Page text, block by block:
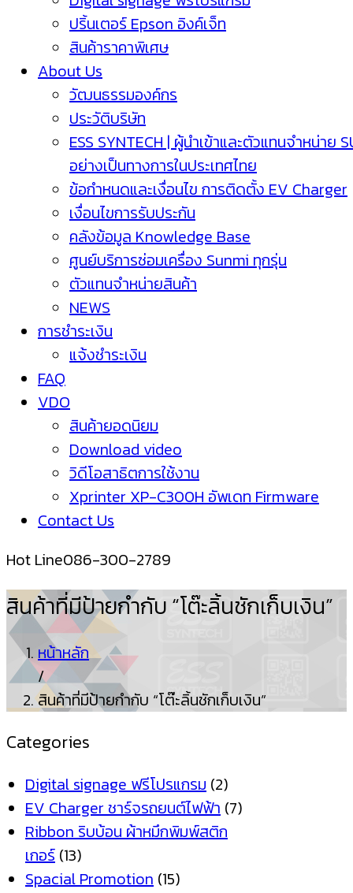
ปริ้นเตอร์ Epson อิงค์เจ็ท
สินค้าราคาพิเศษ
About Us
วัฒนธรรมองค์กร
ประวัติบริษัท
ESS SYNTECH | ผู้นำเข้าและตัวแทนจำหน่าย
อย่างเป็นทางการในประเทศไทย
ข้อกำหนดและเงื่อนไข การติดตั้ง EV Charger
เงื่อนไขการรับประกัน
คลังข้อมูล Knowledge Base
ศูนย์บริการซ่อมเครื่อง Sunmi ทุกรุ่น
ตัวแทนจำหน่ายสินค้า
NEWS
การชำระเงิน
แจ้งชำระเงิน
FAQ
VDO
สินค้ายอดนิยม
Download video
วิดีโอสาธิตการใช้งาน
Xprinter XP-C300H อัพเดท Firmware
Contact Us
Hot Line086-300-2789
สินค้าที่มีป้ายกำกับ “โต๊ะลิ้นชักเก็บเงิน”
หน้าหลัก
/
สินค้าที่มีป้ายกำกับ “โต๊ะลิ้นชักเก็บเงิน”
Categories
Digital signage ฟรีโปรแกรม (2)
EV Charger ชาร์จรถยนต์ไฟฟ้า (7)
Ribbon ริบบ้อน ผ้าหมึกพิมพ์สติก
เกอร์ (13)
Spacial Promotion (15)